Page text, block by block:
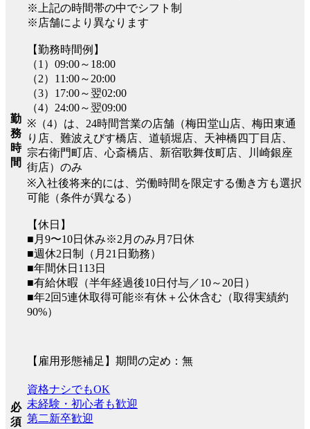
勤
務
時
間
※上記の時間帯の中でシフト制
※店舗により異なります
【勤務時間例】
（1）09:00～18:00
（2）11:00～20:00
（3）17:00～翌02:00
（4）24:00～翌09:00
※（4）は、24時間営業の店舗（梅田堂山店、梅田東通
り店、難波えびす橋店、道頓堀店、天神橋四丁目店、
宗右衛門町店、心斎橋店、新宿歌舞伎町店、川崎銀座
街店）のみ
※入社後将来的には、労働時間を限定する働き方も選択
可能（条件が異なる）
【休日】
■月9〜10日休み※2月のみ月7日休
■週休2日制（月21日勤務）
■年間休日113日
■有給休暇（半年経過後10日付与／10～20日）
■年2回5連休取得可能※有休＋公休含む（取得実績約
90%）
【雇用形態補足】期間の定め：無
必
須
資格ナシでもOK
未経験・初心者も歓迎
第二新卒歓迎